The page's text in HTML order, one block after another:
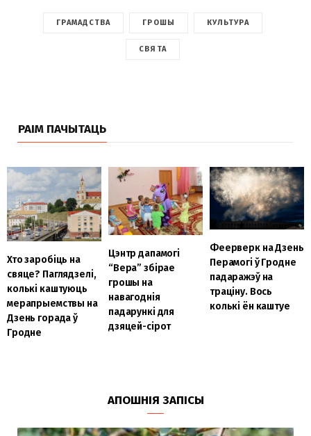
ГРАМАДСТВА ГРОШЫ КУЛЬТУРА
СВЯТА
РАІМ ПАЧЫТАЦЬ
Хто заробіць на
свяце? Паглядзелі,
колькі каштуюць
мерапрыемствы на
Дзень горада ў
Гродне
Цэнтр дапамогі
“Вера” збірае
грошы на
навагоднія
падарункі для
дзяцей-сірот
Феерверк на Дзень
Перамогі ў Гродне
падаражэў на
траціну. Вось
колькі ён каштуе
АПОШНІЯ ЗАПІСЫ